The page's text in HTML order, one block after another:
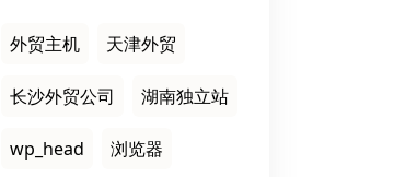
外贸主机 天津外贸
长沙外贸公司 湖南独立站
wp_head 浏览器